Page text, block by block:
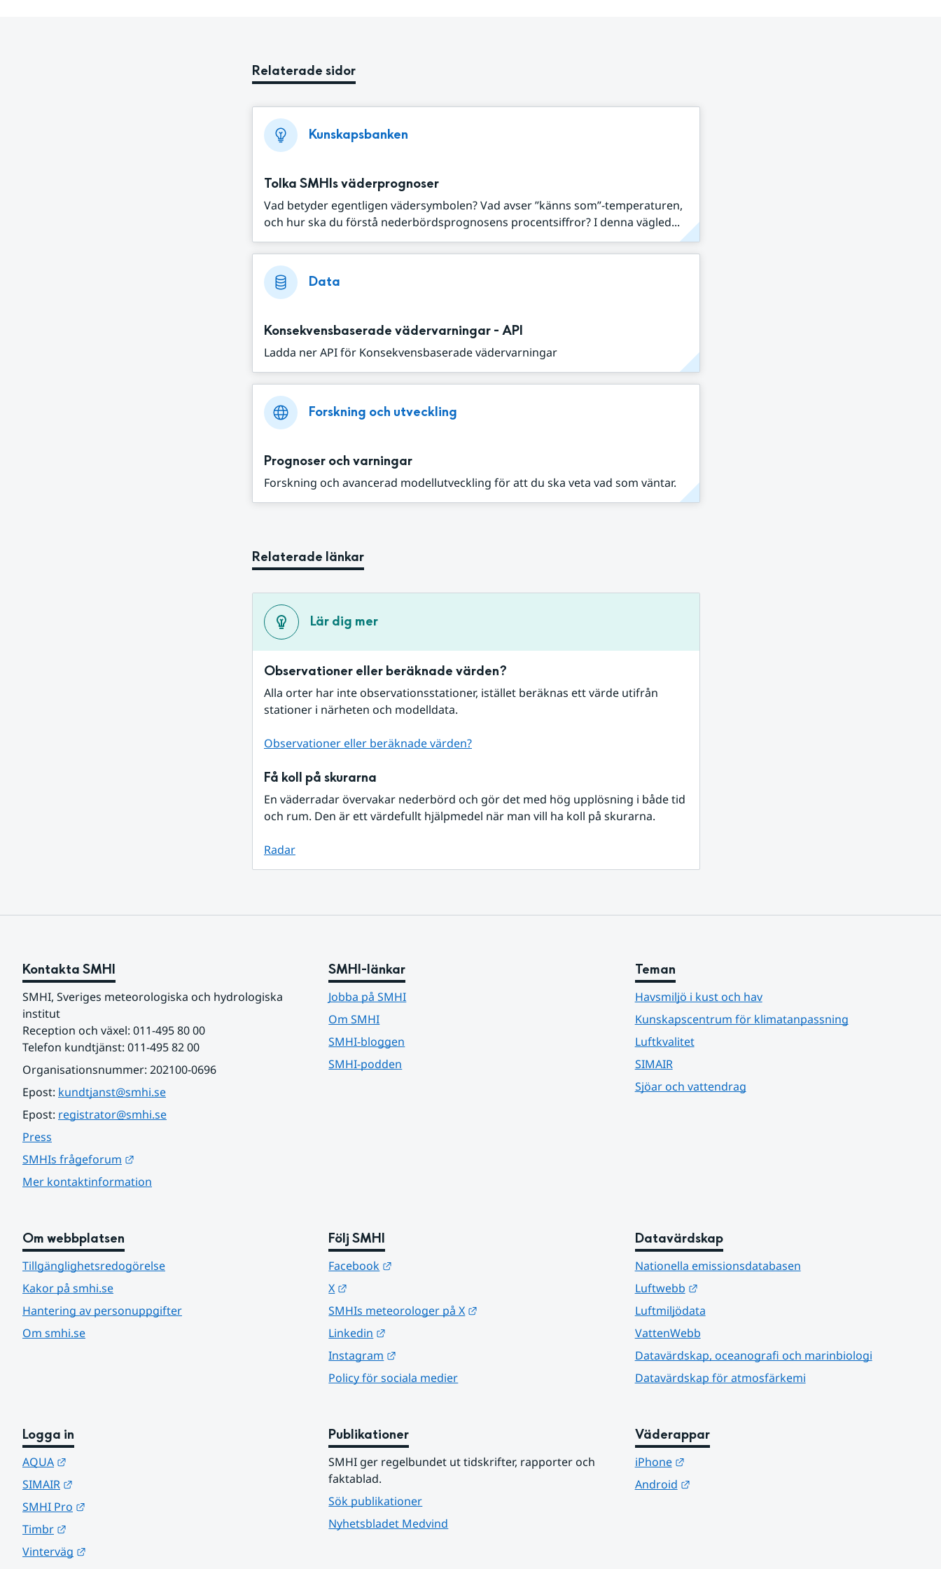
Relaterade sidor
Kunskapsbanken
Tolka SMHIs väderprognoser
Vad betyder egentligen vädersymbolen? Vad avser ”känns som”-temperaturen,
och hur ska du förstå nederbördsprognosens procentsiffror? I denna vägled...
Data
Konsekvensbaserade vädervarningar - API
Ladda ner API för Konsekvensbaserade vädervarningar
Forskning och utveckling
Prognoser och varningar
Forskning och avancerad modellutveckling för att du ska veta vad som väntar.
Relaterade länkar
Lär dig mer
Observationer eller beräknade värden?
Alla orter har inte observationsstationer, istället beräknas ett värde utifrån
stationer i närheten och modelldata.
Observationer eller beräknade värden?
Få koll på skurarna
En väderradar övervakar nederbörd och gör det med hög upplösning i både tid
och rum. Den är ett värdefullt hjälpmedel när man vill ha koll på skurarna.
Radar
Kontakta SMHI
SMHI, Sveriges meteorologiska och hydrologiska
institut
Reception och växel: 011-495 80 00
Telefon kundtjänst: 011-495 82 00
Organisationsnummer: 202100-0696
Epost: kundtjanst@smhi.se
Epost: registrator@smhi.se
Press
SMHIs frågeforum
Mer kontaktinformation
SMHI-länkar
Jobba på SMHI
Om SMHI
SMHI-bloggen
SMHI-podden
Teman
Havsmiljö i kust och hav
Kunskapscentrum för klimatanpassning
Luftkvalitet
SIMAIR
Sjöar och vattendrag
Om webbplatsen
Tillgänglighetsredogörelse
Kakor på smhi.se
Hantering av personuppgifter
Om smhi.se
Följ SMHI
Facebook
X
SMHIs meteorologer på X
Linkedin
Instagram
Policy för sociala medier
Datavärdskap
Nationella emissionsdatabasen
Luftwebb
Länk till annan webbplats.
Luftmiljödata
VattenWebb
Datavärdskap, oceanografi och marinbiologi
Datavärdskap för atmosfärkemi
Logga in
AQUA
SIMAIR
SMHI Pro
Timbr
Vinterväg
Publikationer
SMHI ger regelbundet ut tidskrifter, rapporter och
faktablad.
Sök publikationer
Nyhetsbladet Medvind
Väderappar
iPhone
Länk till annan webbplats.
Android
Länk till annan webbplats.